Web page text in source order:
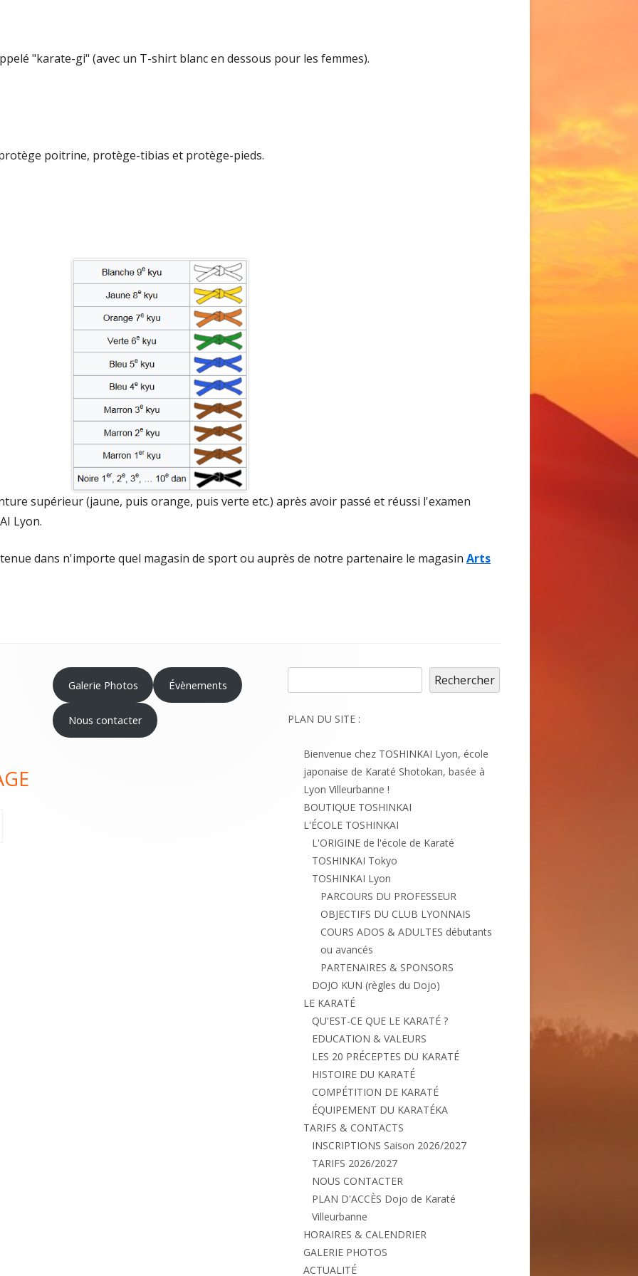
OU AVANCÉS
DU DOJO)
"karate-gi" (avec un T-shirt blanc en dessous pour les femmes).
poitrine, protège-tibias et protège-pieds.
supérieur (jaune, puis orange, puis verte etc.) après avoir passé et réussi l'examen
Lyon.
dans n'importe quel magasin de sport ou auprès de notre partenaire le magasin Arts
Galerie Photos Évènements
Nous contacter
Rechercher
PLAN DU SITE :
Bienvenue chez TOSHINKAI Lyon, école
japonaise de Karaté Shotokan, basée à
Lyon Villeurbanne !
BOUTIQUE TOSHINKAI
L'ÉCOLE TOSHINKAI
L'ORIGINE de l'école de Karaté
TOSHINKAI Tokyo
TOSHINKAI Lyon
PARCOURS DU PROFESSEUR
OBJECTIFS DU CLUB LYONNAIS
COURS ADOS & ADULTES débutants
ou avancés
PARTENAIRES & SPONSORS
DOJO KUN (règles du Dojo)
LE KARATÉ
QU'EST-CE QUE LE KARATÉ ?
EDUCATION & VALEURS
LES 20 PRÉCEPTES DU KARATÉ
HISTOIRE DU KARATÉ
COMPÉTITION DE KARATÉ
ÉQUIPEMENT DU KARATÉKA
TARIFS & CONTACTS
INSCRIPTIONS Saison 2026/2027
TARIFS 2026/2027
NOUS CONTACTER
PLAN D'ACCÈS Dojo de Karaté
Villeurbanne
HORAIRES & CALENDRIER
GALERIE PHOTOS
ACTUALITÉ